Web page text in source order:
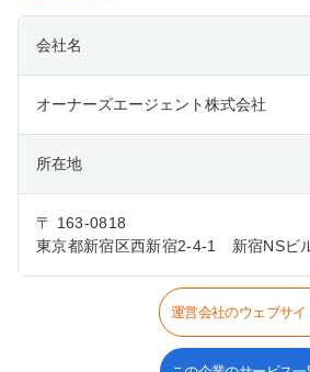
会社名
オーナーズエージェント株式会社
所在地
〒 163-0818
東京都新宿区西新宿2-4-1 新宿NSビ
運営会社のウェブサイ